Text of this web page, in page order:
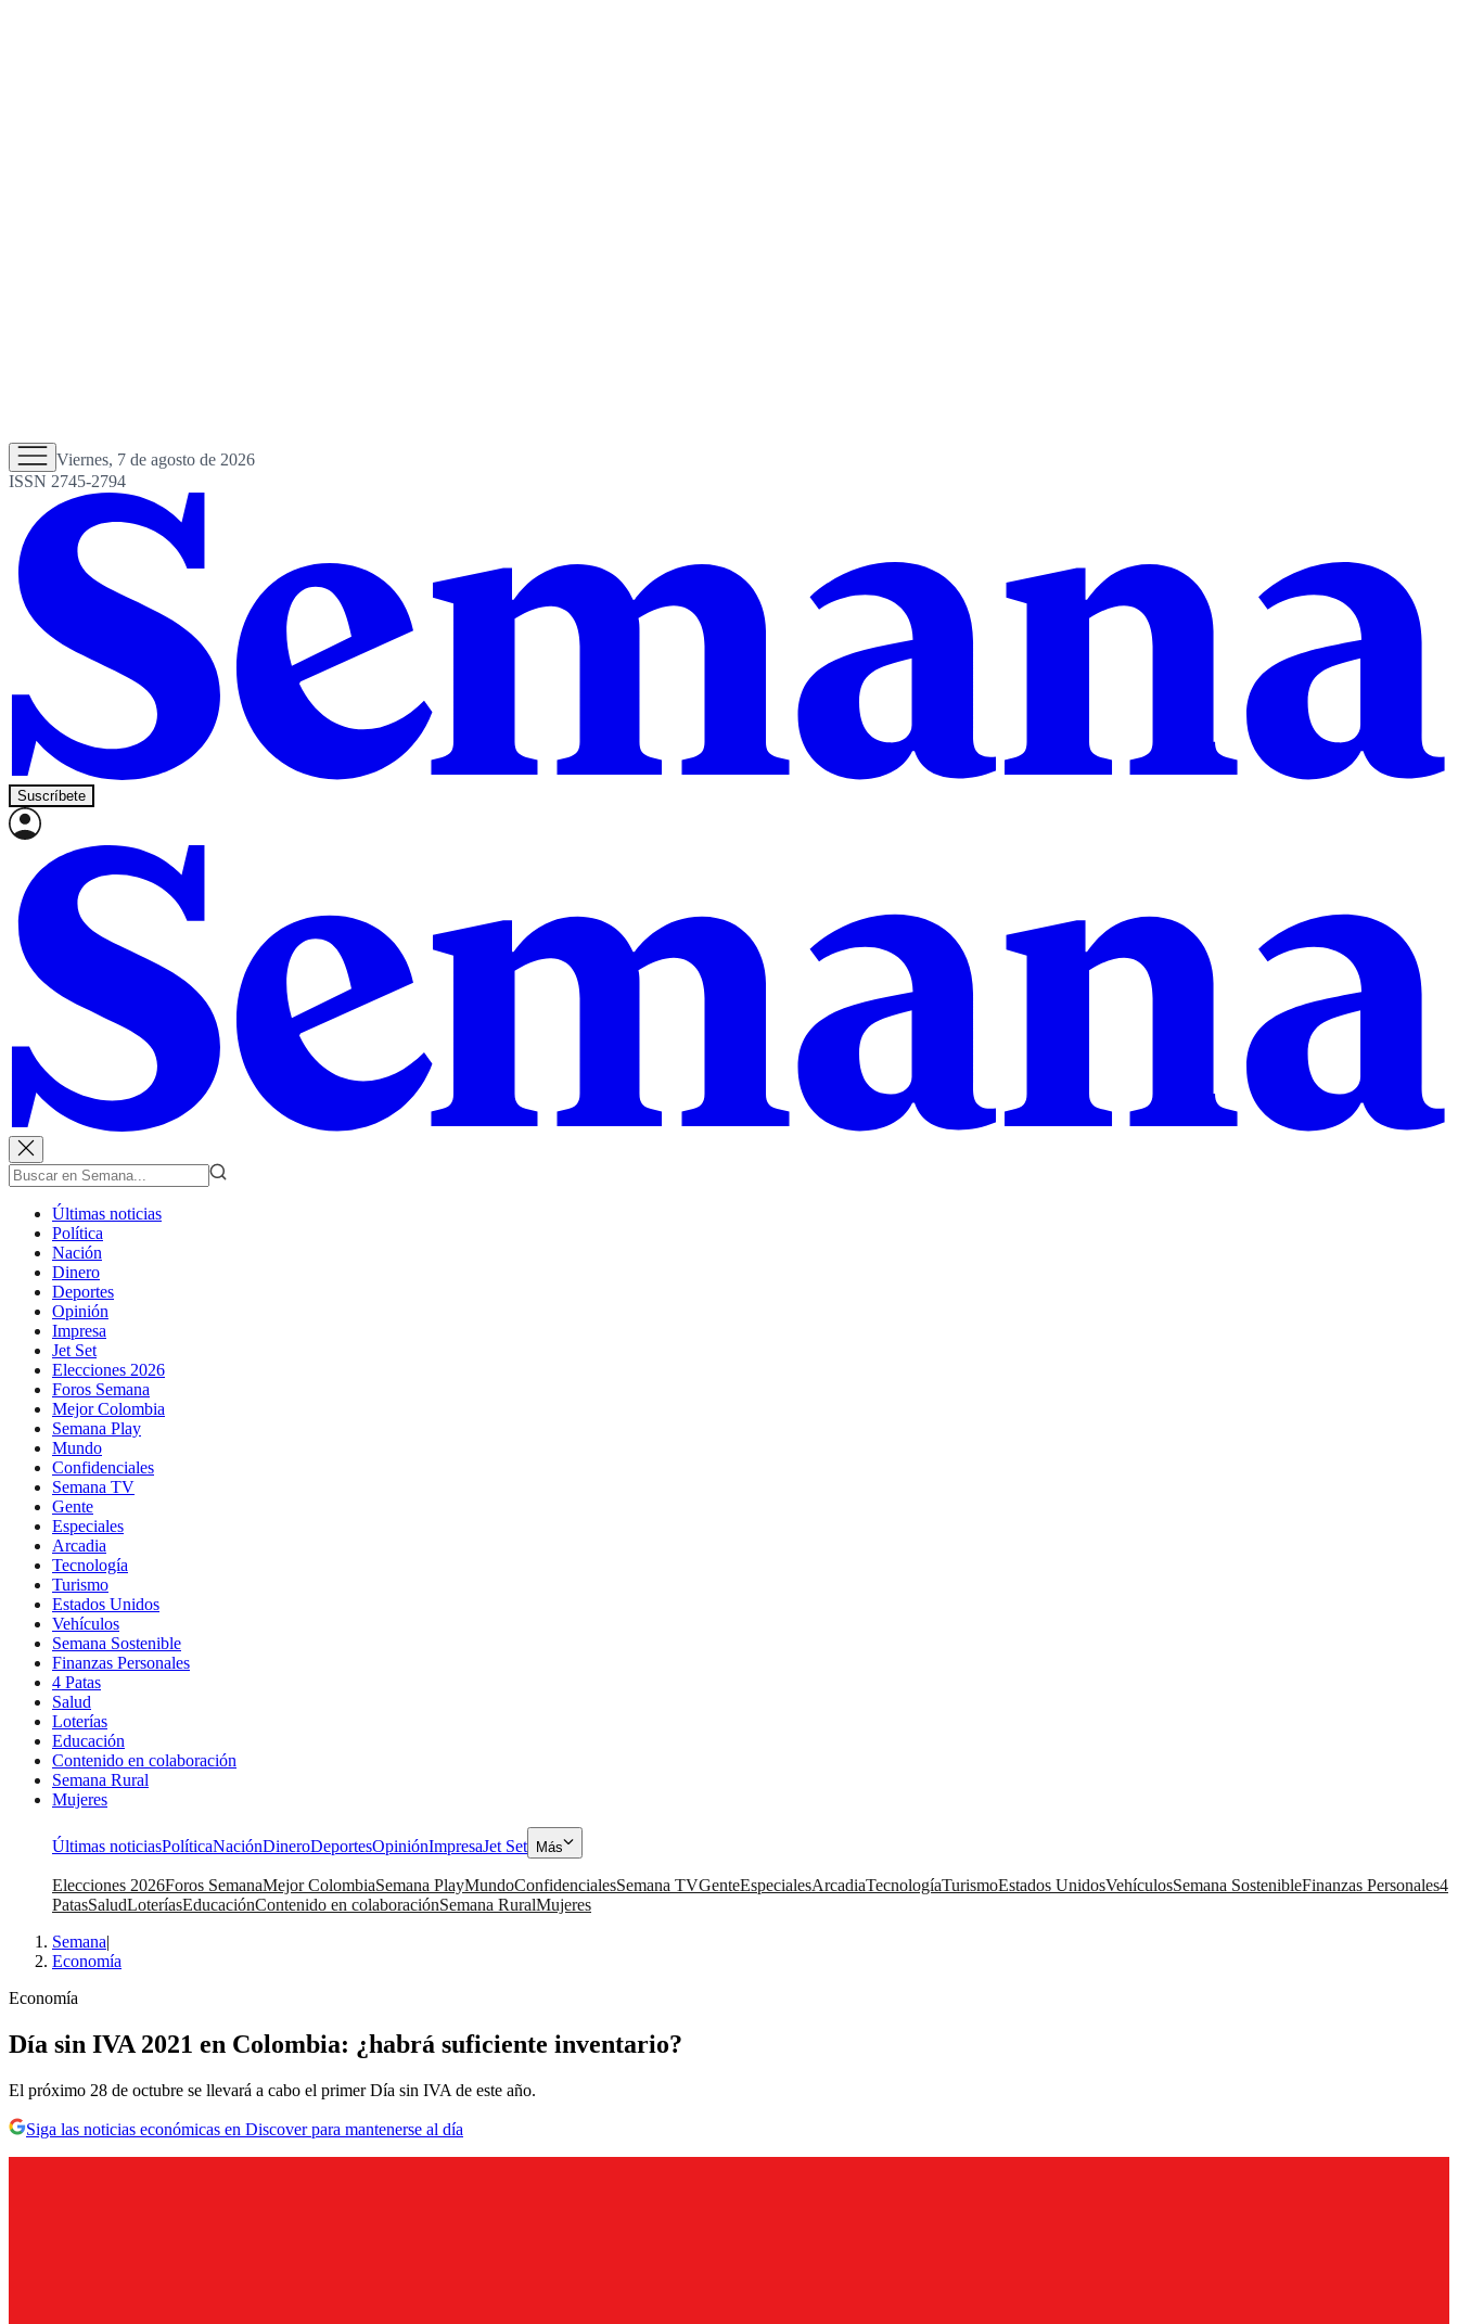
Viernes, 7 de agosto de 2026
ISSN 2745-2794
Suscríbete
Últimas noticias
Política
Nación
Dinero
Deportes
Opinión
Impresa
Jet Set
Elecciones 2026
Foros Semana
Mejor Colombia
Semana Play
Mundo
Confidenciales
Semana TV
Gente
Especiales
Arcadia
Tecnología
Turismo
Estados Unidos
Vehículos
Semana Sostenible
Finanzas Personales
4 Patas
Salud
Loterías
Educación
Contenido en colaboración
Semana Rural
Mujeres
Últimas noticiasPolíticaNaciónDineroDeportesOpiniónImpresaJet Set Más
Elecciones 2026Foros SemanaMejor ColombiaSemana PlayMundoConfidencialesSemana TVGenteEspecialesArcadiaTecnologíaTurismoEstados UnidosVehículosSemana SostenibleFinanzas Personales4
PatasSaludLoteríasEducaciónContenido en colaboraciónSemana RuralMujeres
Semana|
Economía
Economía
Día sin IVA 2021 en Colombia: ¿habrá suficiente inventario?
El próximo 28 de octubre se llevará a cabo el primer Día sin IVA de este año.
Siga las noticias económicas en Discover para mantenerse al día